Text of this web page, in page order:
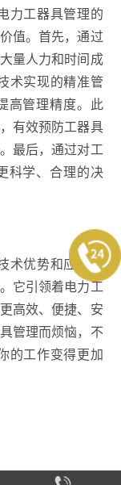
力工器具管理的
值。首先，通过
量人力和时间成
术实现的精准管
高管理精度。此
有效预防工器具
最后，通过对工
科学、合理的决
术优势和应用价
它引领着电力工
高效、便捷、安
管理而烦恼，不
的工作变得更加